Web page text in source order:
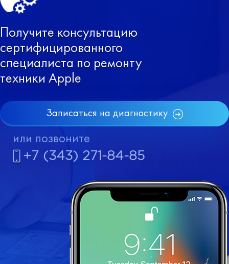
Получите консультацию
сертифицированного
специалиста по ремонту
техники Apple
Записаться на диагностику
или позвоните
+7 (343) 271-84-85